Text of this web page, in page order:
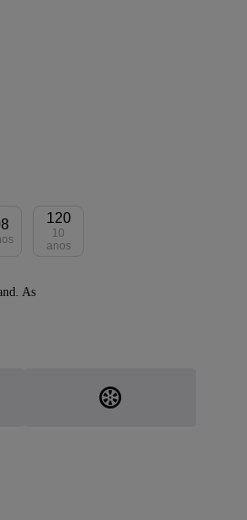
120
10
anos
As